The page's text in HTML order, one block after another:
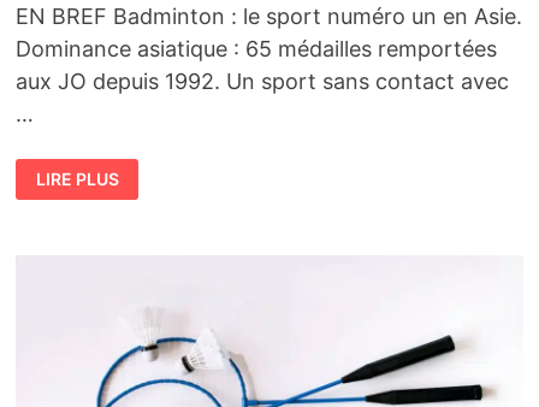
EN BREF Badminton : le sport numéro un en Asie.
Dominance asiatique : 65 médailles remportées
aux JO depuis 1992. Un sport sans contact avec
…
BADMINTON
EN
ASIE
LIRE PLUS